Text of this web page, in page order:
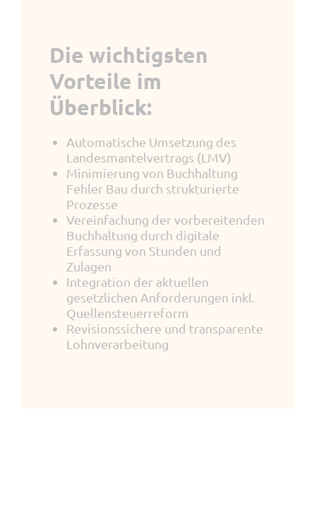
Die wichtigsten
Vorteile im
Überblick:
Automatische Umsetzung des
Landesmantelvertrags (LMV)
Minimierung von Buchhaltung
Fehler Bau durch strukturierte
Prozesse
Vereinfachung der vorbereitenden
Buchhaltung durch digitale
Erfassung von Stunden und
Zulagen
Integration der aktuellen
gesetzlichen Anforderungen inkl.
Quellensteuerreform
Revisionssichere und transparente
Lohnverarbeitung